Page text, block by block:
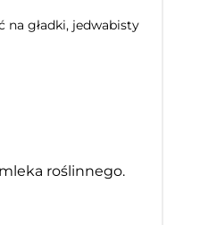
na gładki, jedwabisty
roślinnego.